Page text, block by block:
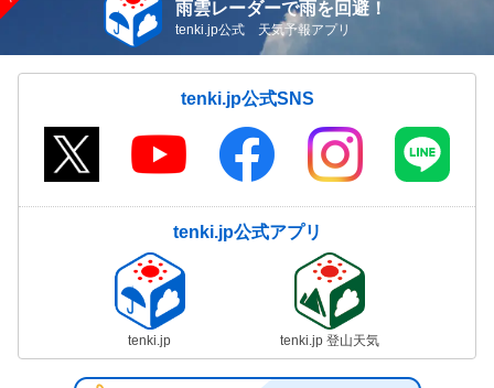
雨雲レーダーで雨を回避！
tenki.jp公式 天気予報アプリ
tenki.jp公式SNS
tenki.jp公式アプリ
tenki.jp tenki.jp 登山天気